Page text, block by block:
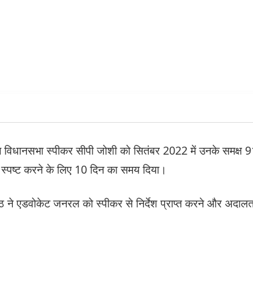
स्पीकर सीपी जोशी को सितंबर 2022 में उनके समक्ष
स्पष्ट करने के लिए 10 दिन का समय दिया।
ने एडवोकेट जनरल को स्पीकर से निर्देश प्राप्त करने और